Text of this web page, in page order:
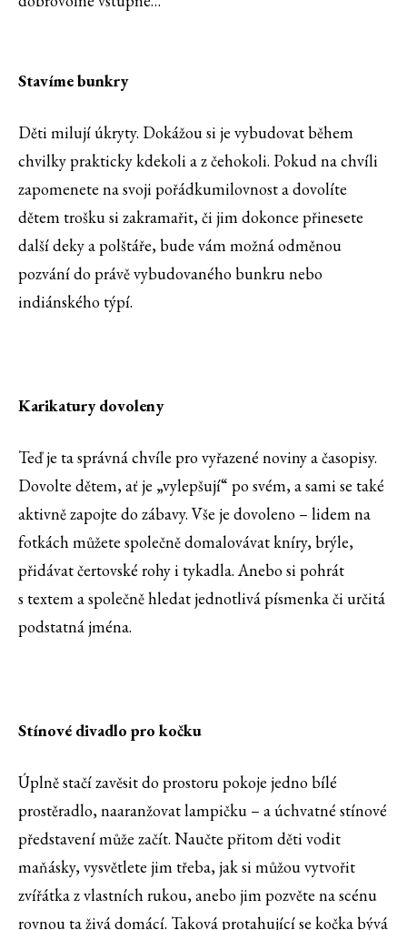
Stavíme bunkry
Děti milují úkryty. Dokážou si je vybudovat během
chvilky prakticky kdekoli a z čehokoli. Pokud na chvíli
zapomenete na svoji pořádkumilovnost a dovolíte
dětem trošku si zakramařit, či jim dokonce přinesete
další deky a polštáře, bude vám možná odměnou
pozvání do právě vybudovaného bunkru nebo
indiánského týpí.
Karikatury dovoleny
Teď je ta správná chvíle pro vyřazené noviny a časopisy.
Dovolte dětem, ať je „vylepšují“ po svém, a sami se také
aktivně zapojte do zábavy. Vše je dovoleno – lidem na
fotkách můžete společně domalovávat kníry, brýle,
přidávat čertovské rohy i tykadla. Anebo si pohrát
s textem a společně hledat jednotlivá písmenka či určitá
podstatná jména.
Stínové divadlo pro kočku
Úplně stačí zavěsit do prostoru pokoje jedno bílé
prostěradlo, naaranžovat lampičku – a úchvatné stínové
představení může začít. Naučte přitom děti vodit
maňásky, vysvětlete jim třeba, jak si můžou vytvořit
zvířátka z vlastních rukou, anebo jim pozvěte na scénu
rovnou ta živá domácí. Taková protahující se kočka bývá